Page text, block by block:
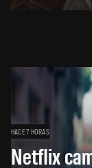
HACE 7 HORAS
Netflix